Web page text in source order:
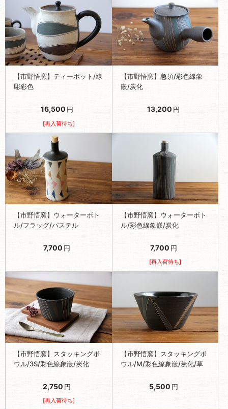
【市野悟窯】ティーポット/線
彫彩色
16,500 円
[再入荷待ち]
【市野悟窯】急須/彩色線象
嵌/炭化
13,200 円
【市野悟窯】ウォーターボト
ル/フラッグ/パステル
7,700 円
【市野悟窯】ウォーターボト
ル/彩色線象嵌/炭化
7,700 円
[再入荷待ち]
【市野悟窯】スタッキングボ
ウル/3S/彩色線象嵌/炭化
2,750 円
[再入荷待ち]
【市野悟窯】スタッキングボ
ウル/M/彩色線象嵌/炭化/草
5,500 円